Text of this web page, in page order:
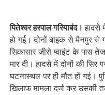
पितेश्वर हरपाल गरियाबंद।हादसे
हो गई। दोनों बाइक से मैनपुर से
सिकासार जीरो प्वाइंट के पास
मार दी। हादसे में दोनों की
घटनास्थल पर ही मौत हो गई।
खिलाफ मामला दर्ज कर उसकी